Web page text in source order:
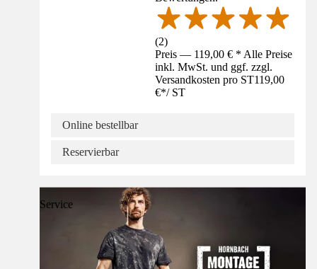
(2)
Preis — 119,00 € * Alle Preise
inkl. MwSt. und ggf. zzgl.
Versandkosten pro ST119,00
€*/ ST
Online bestellbar
Reservierbar
Service